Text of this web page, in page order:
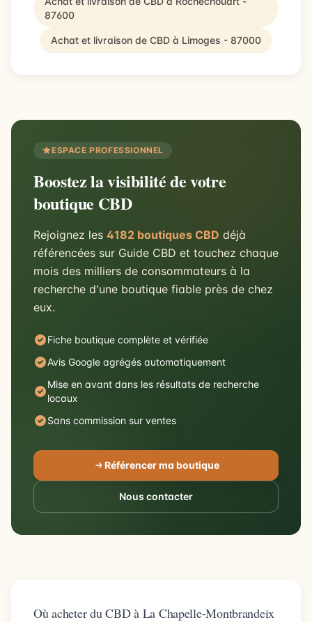
87600
Achat et livraison de CBD à Limoges - 87000
ESPACE PROFESSIONNEL
Boostez la visibilité de votre
boutique CBD
Rejoignez les 4182 boutiques CBD déjà
référencées sur Guide CBD et touchez chaque
mois des milliers de consommateurs à la
recherche d'une boutique fiable près de chez
eux.
Fiche boutique complète et vérifiée
Avis Google agrégés automatiquement
Mise en avant dans les résultats de recherche
locaux
Sans commission sur ventes
Référencer ma boutique
Nous contacter
Où acheter du CBD à La Chapelle-Montbrandeix